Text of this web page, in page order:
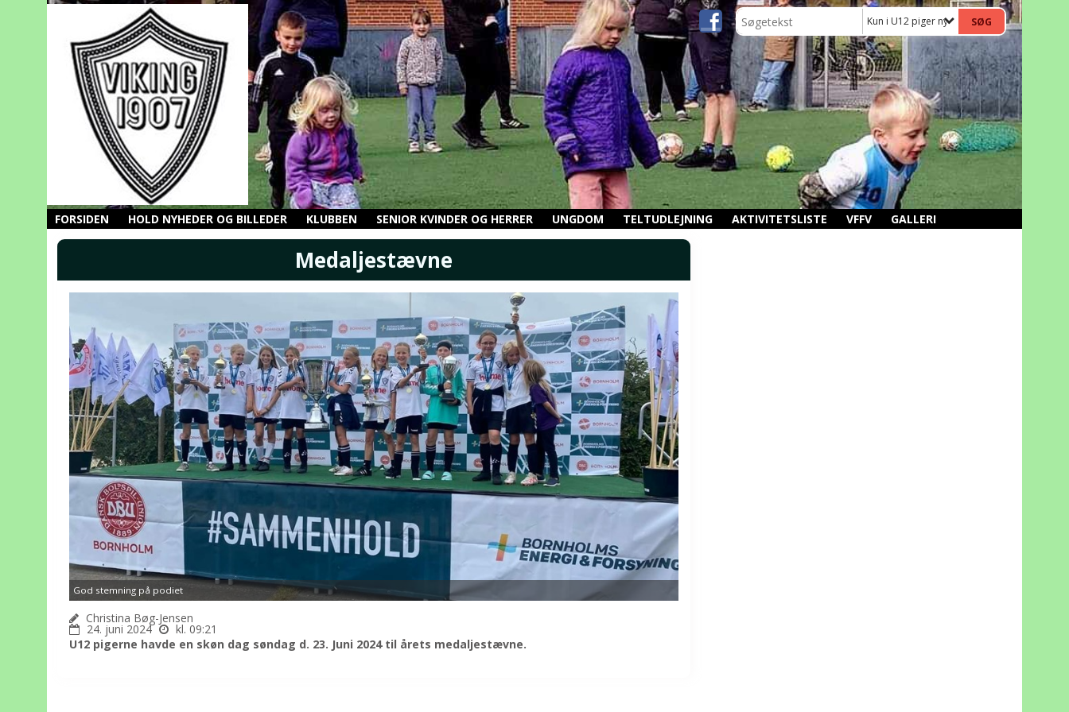
Kun i U12 piger nyheder
FORSIDEN HOLD NYHEDER OG BILLEDER KLUBBEN SENIOR KVINDER OG HERRER UNGDOM TELTUDLEJNING AKTIVITETSLISTE VFFV GALLERI
Medaljestævne
God stemning på podiet
Christina Bøg-Jensen
24. juni 2024
kl. 09:21
U12 pigerne havde en skøn dag søndag d. 23. Juni 2024 til årets medaljestævne.